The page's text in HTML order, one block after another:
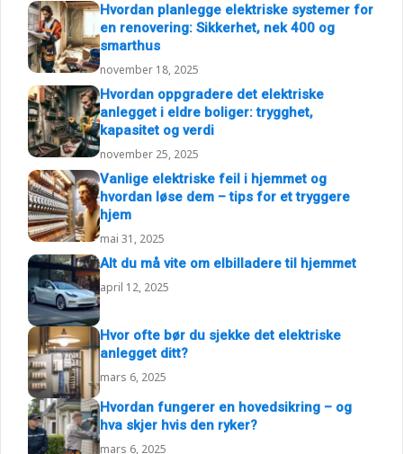
Hvordan planlegge elektriske systemer for
en renovering: Sikkerhet, nek 400 og
smarthus
november 18, 2025
Hvordan oppgradere det elektriske
anlegget i eldre boliger: trygghet,
kapasitet og verdi
november 25, 2025
Vanlige elektriske feil i hjemmet og
hvordan løse dem – tips for et tryggere
hjem
mai 31, 2025
Alt du må vite om elbilladere til hjemmet
april 12, 2025
Hvor ofte bør du sjekke det elektriske
anlegget ditt?
mars 6, 2025
Hvordan fungerer en hovedsikring – og
hva skjer hvis den ryker?
mars 6, 2025